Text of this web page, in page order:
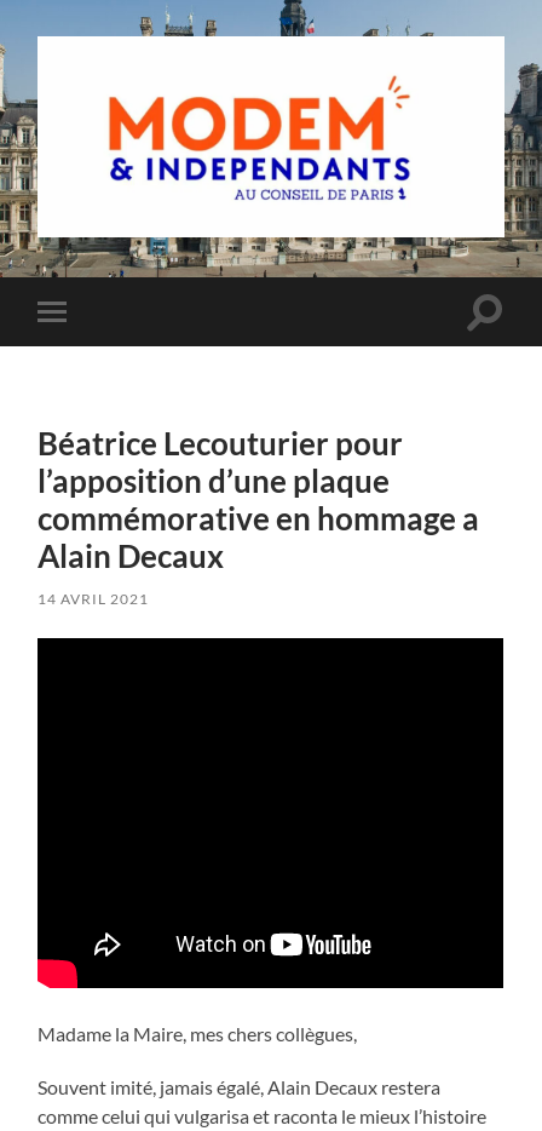
Groupe
MoDem
et
de
Toggle
mobile
Toggle
Béatrice Lecouturier pour
l’apposition d’une plaque
commémorative en hommage a
Alain Decaux
14 AVRIL 2021
Madame la Maire, mes chers collègues,
Souvent imité, jamais égalé, Alain Decaux restera
comme celui qui vulgarisa et raconta le mieux l’histoire